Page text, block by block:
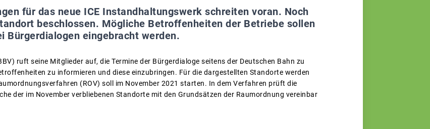
für das neue ICE Instandhaltungswerk schreiten voran. Noch
beschlossen. Mögliche Betroffenheiten der Betriebe sollen
Bürgerdialogen eingebracht werden.
ruft seine Mitglieder auf, die Termine der Bürgerdialoge seitens der Deutschen Bahn zu
zu informieren und diese einzubringen. Für die dargestellten Standorte werden
(ROV) soll im November 2021 starten. In dem Verfahren prüft die
der im November verbliebenen Standorte mit den Grundsätzen der Raumordnung vereinbar